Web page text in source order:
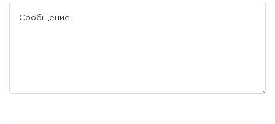
Сообщение: